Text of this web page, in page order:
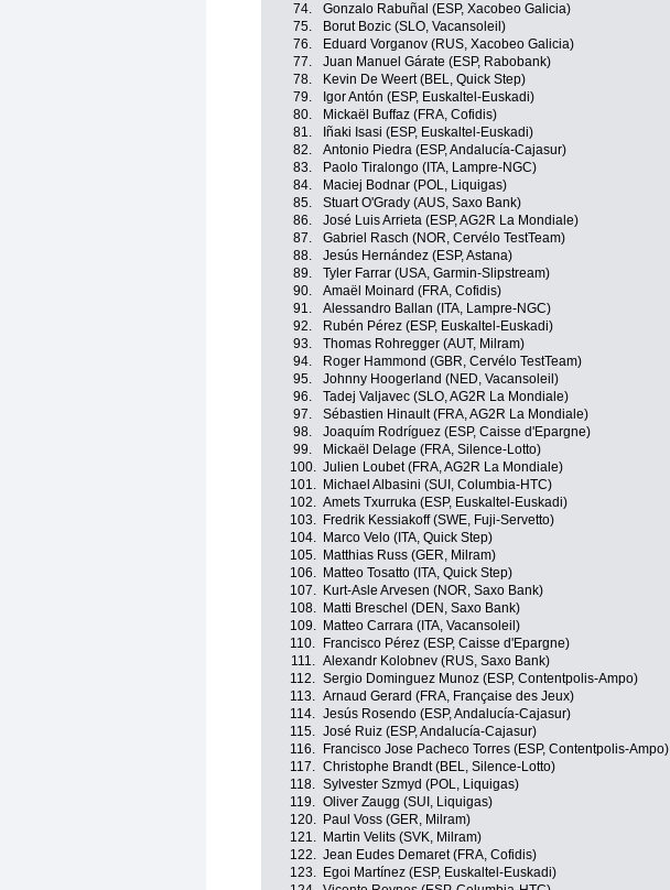
74.
Gonzalo Rabuñal (ESP, Xacobeo Galicia)
75.
Borut Bozic (SLO, Vacansoleil)
76.
Eduard Vorganov (RUS, Xacobeo Galicia)
77.
Juan Manuel Gárate (ESP, Rabobank)
78.
Kevin De Weert (BEL, Quick Step)
79.
Igor Antón (ESP, Euskaltel-Euskadi)
80.
Mickaël Buffaz (FRA, Cofidis)
81.
Iñaki Isasi (ESP, Euskaltel-Euskadi)
82.
Antonio Piedra (ESP, Andalucía-Cajasur)
83.
Paolo Tiralongo (ITA, Lampre-NGC)
84.
Maciej Bodnar (POL, Liquigas)
85.
Stuart O'Grady (AUS, Saxo Bank)
86.
José Luis Arrieta (ESP, AG2R La Mondiale)
87.
Gabriel Rasch (NOR, Cervélo TestTeam)
88.
Jesús Hernández (ESP, Astana)
89.
Tyler Farrar (USA, Garmin-Slipstream)
90.
Amaël Moinard (FRA, Cofidis)
91.
Alessandro Ballan (ITA, Lampre-NGC)
92.
Rubén Pérez (ESP, Euskaltel-Euskadi)
93.
Thomas Rohregger (AUT, Milram)
94.
Roger Hammond (GBR, Cervélo TestTeam)
95.
Johnny Hoogerland (NED, Vacansoleil)
96.
Tadej Valjavec (SLO, AG2R La Mondiale)
97.
Sébastien Hinault (FRA, AG2R La Mondiale)
98.
Joaquím Rodríguez (ESP, Caisse d'Epargne)
99.
Mickaël Delage (FRA, Silence-Lotto)
100. Julien Loubet (FRA, AG2R La Mondiale)
101.
Michael Albasini (SUI, Columbia-HTC)
102. Amets Txurruka (ESP, Euskaltel-Euskadi)
103.
Fredrik Kessiakoff (SWE, Fuji-Servetto)
104.
Marco Velo (ITA, Quick Step)
105.
Matthias Russ (GER, Milram)
106.
Matteo Tosatto (ITA, Quick Step)
107.
Kurt-Asle Arvesen (NOR, Saxo Bank)
108.
Matti Breschel (DEN, Saxo Bank)
109.
Matteo Carrara (ITA, Vacansoleil)
110.
Francisco Pérez (ESP, Caisse d'Epargne)
111. Alexandr Kolobnev (RUS, Saxo Bank)
112. Sergio Dominguez Munoz (ESP, Contentpolis-Ampo)
113. Arnaud Gerard (FRA, Française des Jeux)
114. Jesús Rosendo (ESP, Andalucía-Cajasur)
115. José Ruiz (ESP, Andalucía-Cajasur)
116.
Francisco Jose Pacheco Torres (ESP, Contentpolis-Ampo)
117. Christophe Brandt (BEL, Silence-Lotto)
118. Sylvester Szmyd (POL, Liquigas)
119. Oliver Zaugg (SUI, Liquigas)
120.
Paul Voss (GER, Milram)
121.
Martin Velits (SVK, Milram)
122. Jean Eudes Demaret (FRA, Cofidis)
123.
Egoi Martínez (ESP, Euskaltel-Euskadi)